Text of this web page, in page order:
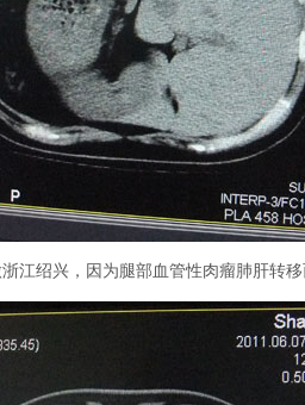
江绍兴，因为腿部血管性肉瘤肺肝转